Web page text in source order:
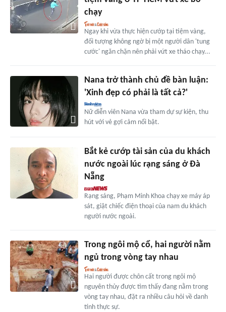
chạy
Ngay khi vừa thực hiện cướp tại tiệm vàng,
đối tượng không ngờ bị một người dân 'tung
cước' ngăn chặn nên phải vứt xe tháo chạy...
Nana trở thành chủ đề bàn luận:
'Xinh đẹp có phải là tất cả?'
Nữ diễn viên Nana vừa tham dự sự kiện, thu
hút với vẻ gợi cảm nổi bật.
Bắt kẻ cướp tài sản của du khách
nước ngoài lúc rạng sáng ở Đà
Nẵng
Rạng sáng, Phạm Minh Khoa chạy xe máy áp
sát, giật chiếc điện thoại của nam du khách
người nước ngoài.
Trong ngôi mộ cổ, hai người nằm
ngủ trong vòng tay nhau
Hai người được chôn cất trong ngôi mộ
nguyên thủy được tìm thấy đang nằm trong
vòng tay nhau, đặt ra nhiều câu hỏi về danh
tính thực sự.